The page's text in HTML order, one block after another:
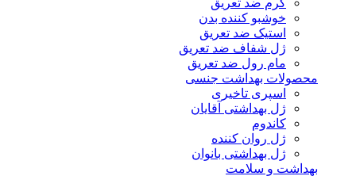
کرم ضد تعریق
خوشبو کننده بدن
استیک ضد تعریق
ژل شفاف ضد تعریق
مام رول ضد تعریق
محصولات بهداشت جنسی
اسپری تاخیری
ژل بهداشتی آقایان
کاندوم
ژل روان کننده
ژل بهداشتی بانوان
بهداشت و سلامت